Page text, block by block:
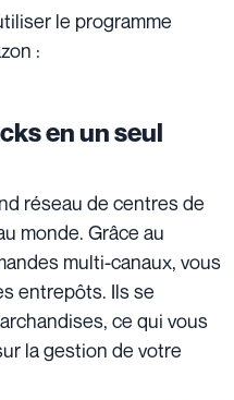
le programme
:
en un seul
réseau de centres de
monde. Grâce au
multi-canaux, vous
entrepôts. Ils se
ce qui vous
la gestion de votre